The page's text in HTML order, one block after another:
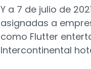
Y a 7 de julio de
asignadas a
como Flutter
Intercontinental